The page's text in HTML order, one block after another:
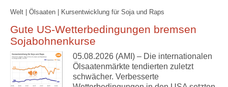
Welt | Ölsaaten | Kursentwicklung für Soja und Raps
Gute US-Wetterbedingungen bremsen
Sojabohnenkurse
05.08.2026 (AMI) – Die internationalen
Ölsaatenmärkte tendierten zuletzt
schwächer. Verbesserte